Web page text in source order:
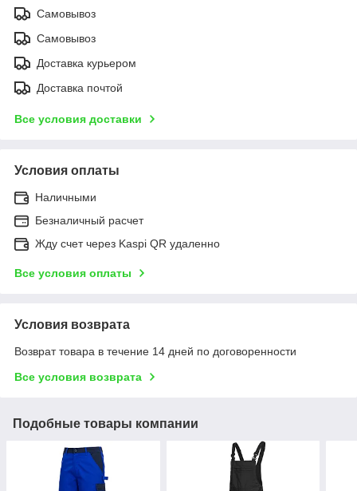
Самовывоз
Самовывоз
Доставка курьером
Доставка почтой
Все условия доставки
Условия оплаты
Наличными
Безналичный расчет
Жду счет через Kaspi QR удаленно
Все условия оплаты
Условия возврата
Возврат товара в течение 14 дней по договоренности
Все условия возврата
Подобные товары компании